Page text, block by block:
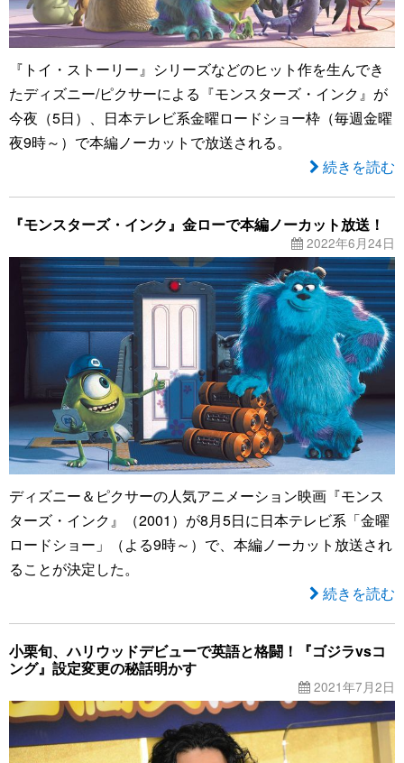
『トイ・ストーリー』シリーズなどのヒット作を生んでき
たディズニー/ピクサーによる『モンスターズ・インク』が
今夜（5日）、日本テレビ系金曜ロードショー枠（毎週金曜
夜9時～）で本編ノーカットで放送される。
続きを読む
『モンスターズ・インク』金ローで本編ノーカット放送！
2022年6月24日
ディズニー＆ピクサーの人気アニメーション映画『モンス
ターズ・インク』（2001）が8月5日に日本テレビ系「金曜
ロードショー」（よる9時～）で、本編ノーカット放送され
ることが決定した。
続きを読む
小栗旬、ハリウッドデビューで英語と格闘！『ゴジラvsコ
ング』設定変更の秘話明かす
2021年7月2日